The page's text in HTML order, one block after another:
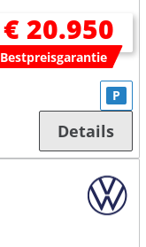
€ 20.950
Bestpreisgarantie
P
Details